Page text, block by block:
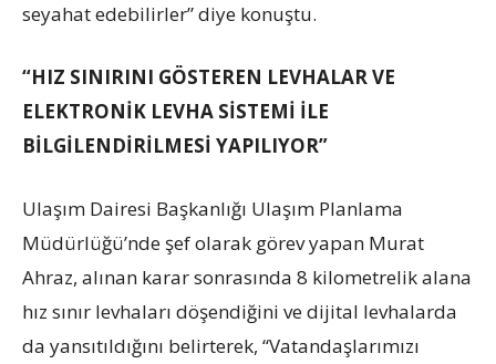
seyahat edebilirler” diye konuştu.
“HIZ SINIRINI GÖSTEREN LEVHALAR VE
ELEKTRONİK LEVHA SİSTEMİ İLE
BİLGİLENDİRİLMESİ YAPILIYOR”
Ulaşım Dairesi Başkanlığı Ulaşım Planlama
Müdürlüğü’nde şef olarak görev yapan Murat
Ahraz, alınan karar sonrasında 8 kilometrelik alana
hız sınır levhaları döşendiğini ve dijital levhalarda
da yansıtıldığını belirterek, “Vatandaşlarımızı